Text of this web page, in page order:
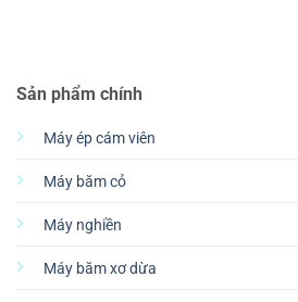
Sản phẩm chính
Máy ép cám viên
Máy băm cỏ
Máy nghiền
Máy băm xơ dừa